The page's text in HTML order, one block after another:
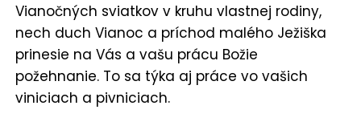
Vianočných sviatkov v kruhu vlastnej rodiny,
nech duch Vianoc a príchod malého Ježiška
prinesie na Vás a vašu prácu Božie
požehnanie. To sa týka aj práce vo vašich
viniciach a pivniciach.